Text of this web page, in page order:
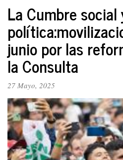
lo
olviden:
el
fascismo
no
se
se
combate.
La Cumbre social
junio por las
la Consulta
27 Mayo, 2025